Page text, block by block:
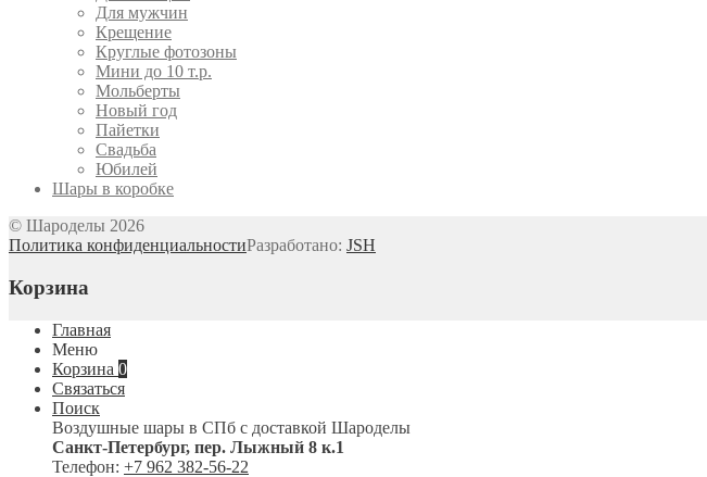
Для мужчин
Крещение
Круглые фотозоны
Мини до 10 т.р.
Мольберты
Новый год
Пайетки
Свадьба
Юбилей
Шары в коробке
© Шароделы 2026
Политика конфиденциальностиРазработано: JSH
Корзина
Главная
Меню
Корзина 0
Связаться
Поиск
Воздушные шары в СПб с доставкой Шароделы
Санкт-Петербург, пер. Лыжный 8 к.1
Телефон: +7 962 382-56-22